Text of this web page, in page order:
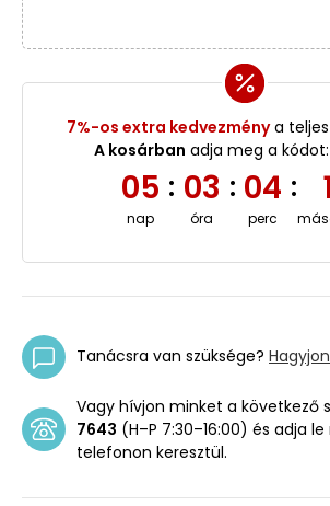
7%-os extra kedvezménya teljes
A kosárban adja meg a kódot:
05
nap
: 03
óra
: 04
perc
:
Tanácsra van szüksége?
Vagy hívjon minket a következő
7643 (H–P 7:30–16:00) és adja
telefonon keresztül.